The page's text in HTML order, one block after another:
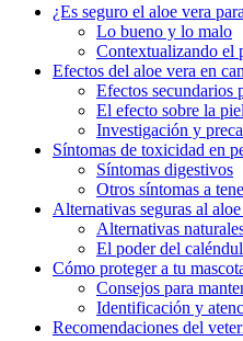
¿Es seguro el aloe vera
Lo bueno y lo malo
Contextualizando el
Efectos del aloe vera en
Efectos secundarios
El efecto sobre la piel
Investigación y
Síntomas de toxicidad en
Síntomas digestivos
Otros síntomas a
Alternativas seguras al
Alternativas
El poder del
Cómo proteger a tu
Consejos para
Identificación y
Recomendaciones del